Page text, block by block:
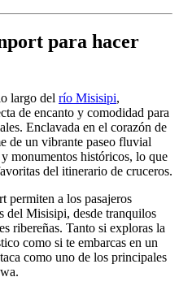
para hacer
largo del río Misisipi,
de encanto y comodidad para
Enclavada en el corazón de
de un vibrante paseo fluvial
monumentos históricos, lo que
del itinerario de cruceros.
permiten a los pasajeros
del Misisipi, desde tranquilos
ribereñas. Tanto si exploras la
como si te embarcas en un
como uno de los principales